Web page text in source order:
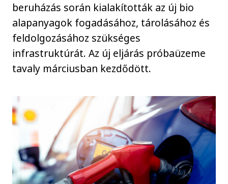
beruházás során kialakították az új bio
alapanyagok fogadásához, tárolásához és
feldolgozásához szükséges
infrastruktúrát. Az új eljárás próbaüzeme
tavaly márciusban kezdődött.